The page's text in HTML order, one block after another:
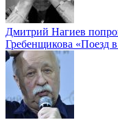
Дмитрий Нагиев
Гребенщикова «Поезд